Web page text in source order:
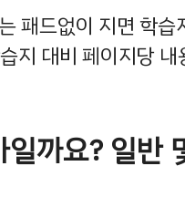
패드없이 지면 학
지 대비 페이지당
까요? 일반